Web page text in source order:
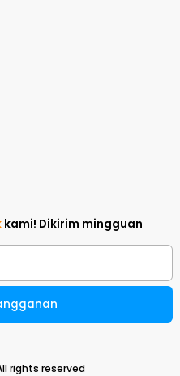
kami! Dikirim mingguan
rights reserved